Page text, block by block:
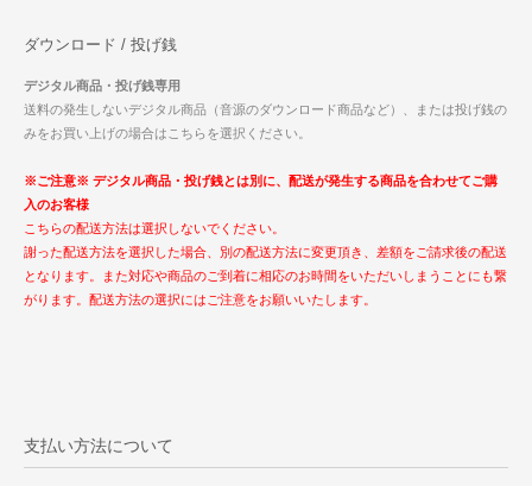
ダウンロード / 投げ銭
デジタル商品・投げ銭専用
送料の発生しないデジタル商品（音源のダウンロード商品など）、または投げ銭の
みをお買い上げの場合はこちらを選択ください。
※ご注意※ デジタル商品・投げ銭とは別に、配送が発生する商品を合わせてご購
入のお客様
こちらの配送方法は選択しないでください。
謝った配送方法を選択した場合、別の配送方法に変更頂き、差額をご請求後の配送
となります。また対応や商品のご到着に相応のお時間をいただいしまうことにも繋
がります。配送方法の選択にはご注意をお願いいたします。
支払い方法について